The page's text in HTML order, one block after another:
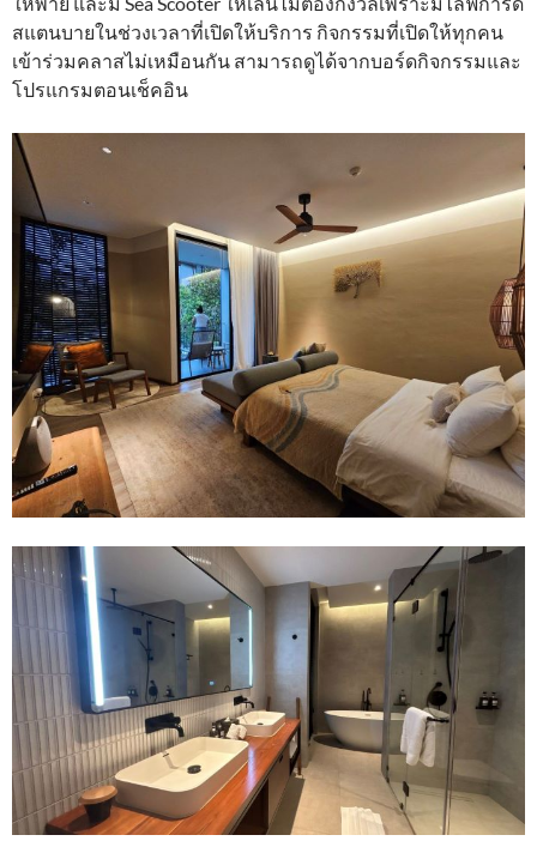
สแตนบายในช่วงเวลาที่เปิดให้บริการ กิจกรรมที่เปิดให้ทุกคน
เข้าร่วมคลาสไม่เหมือนกัน สามารถดูได้จากบอร์ดกิจกรรมและ
โปรแกรมตอนเช็คอิน